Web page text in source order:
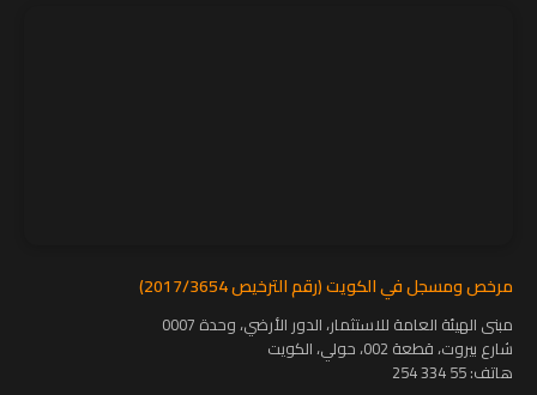
مرخص ومسجل في الكويت (رقم الترخيص 2017/3654)
مبنى الهيئة العامة للاستثمار، الدور الأرضي، وحدة 0007
شارع بيروت، قطعة 002، حولي، الكويت
هاتف:55 334 254